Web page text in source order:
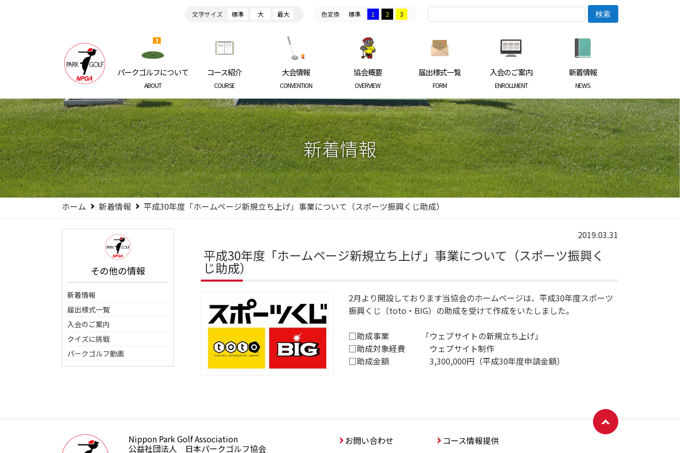
文字サイズ 標準 大 最大 色変換 標準 1 2 3
日本パークゴルフ協会 NIPPON PARKGOLF ASSOCIATION
パークゴルフについて
ABOUT
コース紹介
COURSE
大会情報
CONVENTION
協会概要
OVERVIEW
届出様式一覧
FORM
入会のご案内
ENROLLMENT
新着情報
NEWS
新着情報
ホーム 新着情報 平成30年度「ホームページ新規立ち上げ」事業について（スポーツ振興くじ助成）
その他の情報
新着情報
届出様式一覧
入会のご案内
クイズに挑戦
パークゴルフ動画
2019.03.31
平成30年度「ホームページ新規立ち上げ」事業について（スポーツ振興く
じ助成）
2月より開設しております当協会のホームページは、平成30年度スポーツ
振興くじ（toto・BIG）の助成を受けて作成をいたしました。
□助成事業 「ウェブサイトの新規立ち上げ」
□助成対象経費 ウェブサイト制作
□助成金額 3,300,000円（平成30年度申請金額）
公益社団法人日本パークゴルフ協会
Nippon Park Golf Association
公益社団法人 日本パークゴルフ協会
お問い合わせ
コース情報提供